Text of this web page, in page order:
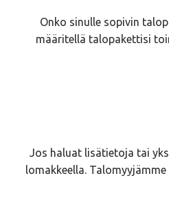
Onko sinulle sopivin
määritellä talopakettisi
Jos haluat lisätietoja tai
lomakkeella.